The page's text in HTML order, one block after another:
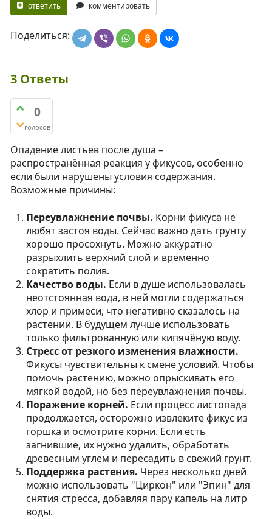
ответить комментировать
Поделиться:
3 Ответы
0
голосов
Опадение листьев после душа –
распространённая реакция у фикусов, особенно
если были нарушены условия содержания.
Возможные причины:
Переувлажнение почвы. Корни фикуса не
любят застоя воды. Сейчас важно дать грунту
хорошо просохнуть. Можно аккуратно
разрыхлить верхний слой и временно
сократить полив.
Качество воды. Если в душе использовалась
неотстоянная вода, в ней могли содержаться
хлор и примеси, что негативно сказалось на
растении. В будущем лучше использовать
только фильтрованную или кипячёную воду.
Стресс от резкого изменения влажности.
Фикусы чувствительны к смене условий. Чтобы
помочь растению, можно опрыскивать его
мягкой водой, но без переувлажнения почвы.
Поражение корней. Если процесс листопада
продолжается, осторожно извлеките фикус из
горшка и осмотрите корни. Если есть
загнившие, их нужно удалить, обработать
древесным углём и пересадить в свежий грунт.
Поддержка растения. Через несколько дней
можно использовать "Циркон" или "Эпин" для
снятия стресса, добавляя пару капель на литр
воды.